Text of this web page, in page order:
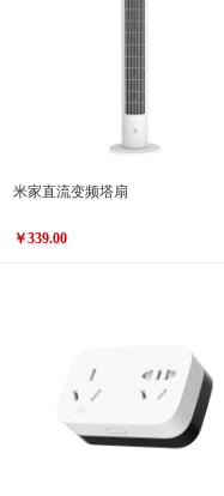
米家直流变频塔扇
￥339.00